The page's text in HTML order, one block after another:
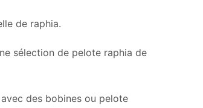
de raphia.
sélection de pelote raphia de
des bobines ou pelote